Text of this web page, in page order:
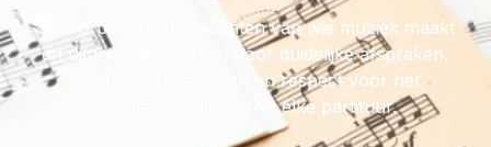
SEMU behartigt de rechten van wie muziek maakt
en uitgeeft. We zorgen voor duidelijke afspraken,
eerlijke vergoedingen en respect voor het
creatieve werk achter elke partituur.